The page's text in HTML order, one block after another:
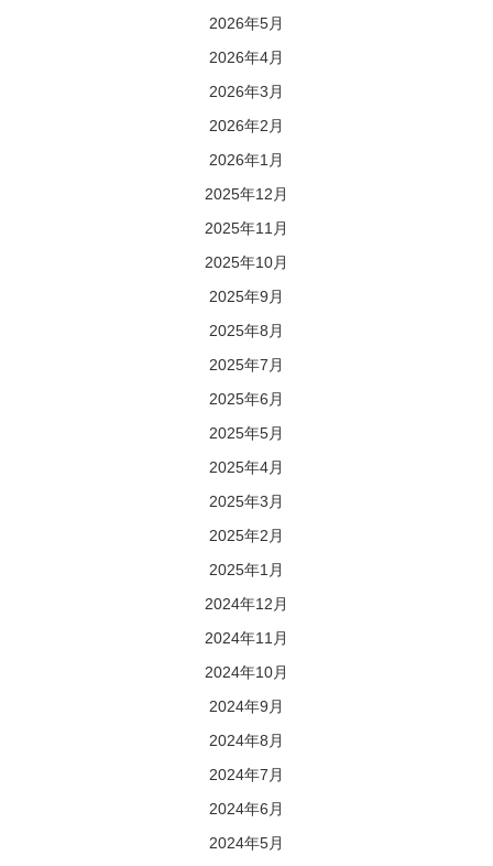
2026年5月
2026年4月
2026年3月
2026年2月
2026年1月
2025年12月
2025年11月
2025年10月
2025年9月
2025年8月
2025年7月
2025年6月
2025年5月
2025年4月
2025年3月
2025年2月
2025年1月
2024年12月
2024年11月
2024年10月
2024年9月
2024年8月
2024年7月
2024年6月
2024年5月